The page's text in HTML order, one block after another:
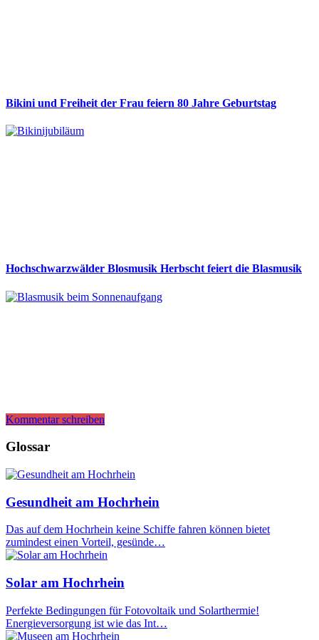
Bikini und Freiheit der Frau feiern 80 Jahre Geburtstag
Hochschwarzwälder Blosmusik Herbscht feiert die Blasmusik
Kommentar schreiben
Glossar
Gesundheit am Hochrhein
Das auf dem Hochrhein keine Schiffe fahren können bietet
zumindest einen Vorteil, gesünde…
Solar am Hochrhein
Perfekte Bedingungen für Fotovoltaik und Solarthermie!
Energieversorgung ist wie das Int…